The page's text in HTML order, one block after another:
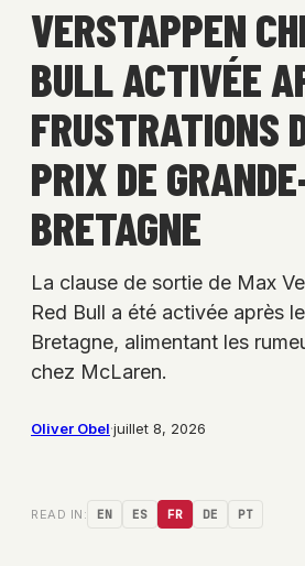
VERSTAPPEN
BULL ACTIVÉE
FRUSTRATIONS
PRIX DE
BRETAGNE
La clause de sortie de Max
Red Bull a été activée après
Bretagne, alimentant les
chez McLaren.
Oliver Obel·juillet 8, 2026
READ IN: EN ES FR DE PT